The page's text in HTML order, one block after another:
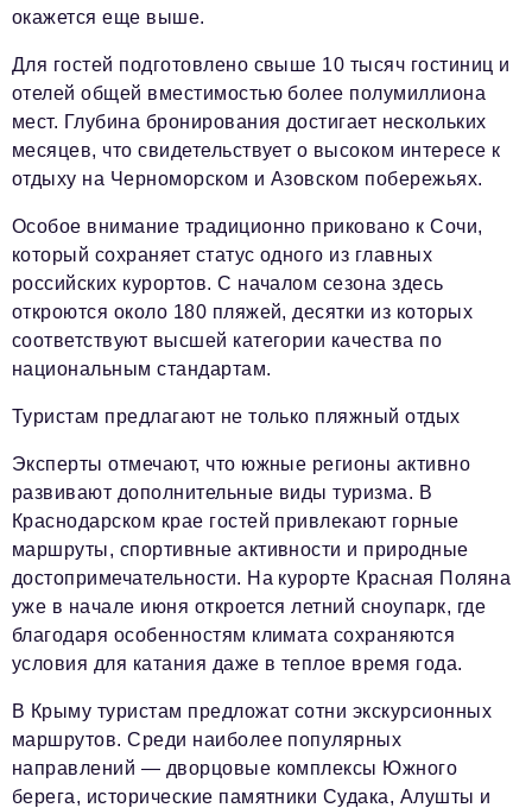
окажется еще выше.
Для гостей подготовлено свыше 10 тысяч гостиниц и
отелей общей вместимостью более полумиллиона
мест. Глубина бронирования достигает нескольких
месяцев, что свидетельствует о высоком интересе к
отдыху на Черноморском и Азовском побережьях.
Особое внимание традиционно приковано к Сочи,
который сохраняет статус одного из главных
российских курортов. С началом сезона здесь
откроются около 180 пляжей, десятки из которых
соответствуют высшей категории качества по
национальным стандартам.
Туристам предлагают не только пляжный отдых
Эксперты отмечают, что южные регионы активно
развивают дополнительные виды туризма. В
Краснодарском крае гостей привлекают горные
маршруты, спортивные активности и природные
достопримечательности. На курорте Красная Поляна
уже в начале июня откроется летний сноупарк, где
благодаря особенностям климата сохраняются
условия для катания даже в теплое время года.
В Крыму туристам предложат сотни экскурсионных
маршрутов. Среди наиболее популярных
направлений — дворцовые комплексы Южного
берега, исторические памятники Судака, Алушты и